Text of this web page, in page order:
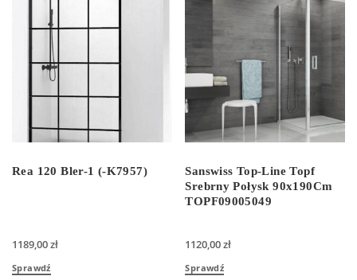
Rea 120 Bler-1 (-K7957)
1189,00zł
Sprawdź
Sanswiss Top-Line Topf
Srebrny Połysk 90x190Cm
TOPF09005049
1120,00zł
Sprawdź